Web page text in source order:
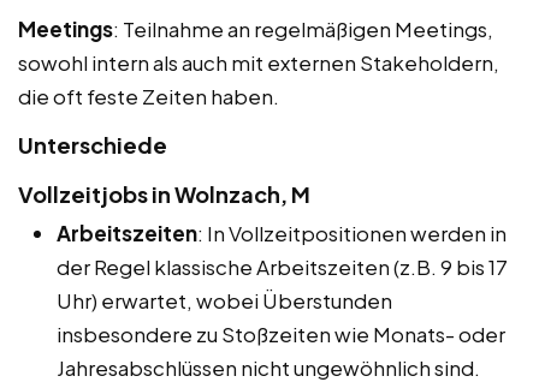
Meetings: Teilnahme an regelmäßigen Meetings,
sowohl intern als auch mit externen Stakeholdern,
die oft feste Zeiten haben.
Unterschiede
Vollzeitjobs in Wolnzach, M
Arbeitszeiten: In Vollzeitpositionen werden in
der Regel klassische Arbeitszeiten (z.B. 9 bis 17
Uhr) erwartet, wobei Überstunden
insbesondere zu Stoßzeiten wie Monats- oder
Jahresabschlüssen nicht ungewöhnlich sind.